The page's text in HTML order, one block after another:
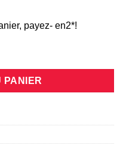
payez- en2*!
8 Plus noire haute
PANIER